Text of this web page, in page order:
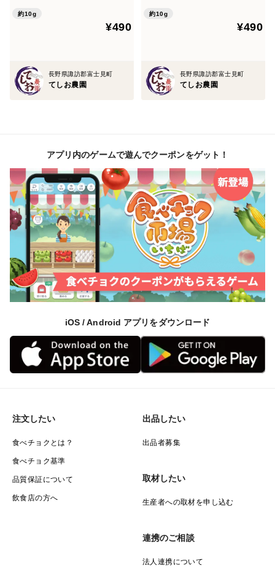
約10g
¥490
長野県諏訪郡富士見町
てしお農園
約10g
¥490
長野県諏訪郡富士見町
てしお農園
アプリ内のゲームで遊んでクーポンをゲット！
iOS / Android アプリをダウンロード
注文したい
食べチョクとは？
食べチョク基準
品質保証について
飲食店の方へ
出品したい
出品者募集
取材したい
生産者への取材を申し込む
連携のご相談
法人連携について